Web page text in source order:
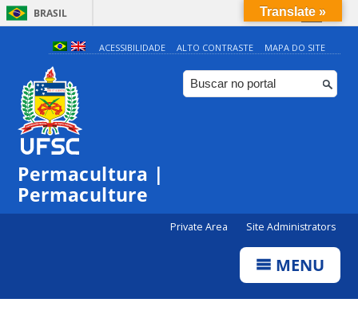
BRASIL
Simplifique!
Comunica BR
Participe
ACESSIBILIDADE ALTO CONTRASTE MAPA DO SITE
Permacultura |
Permaculture
Private Area Site Administrators
MENU
Translate »